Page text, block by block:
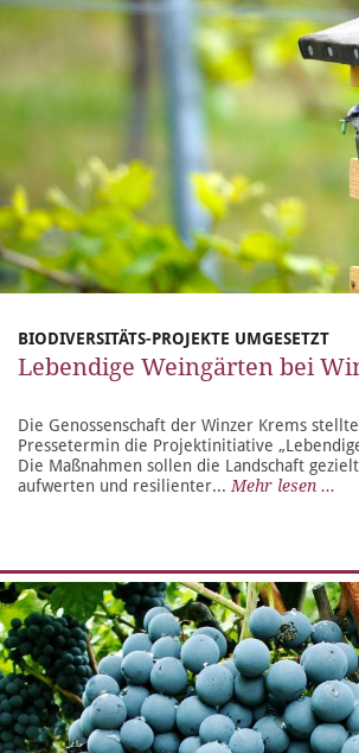
BIODIVERSITÄTS-PROJEKTE UMGESETZT
Lebendige Weingärten bei
Die Genossenschaft der Winzer Krems
Pressetermin die Projektinitiative
Die Maßnahmen sollen die Landschaft
aufwerten und resilienter... Mehr lesen ...